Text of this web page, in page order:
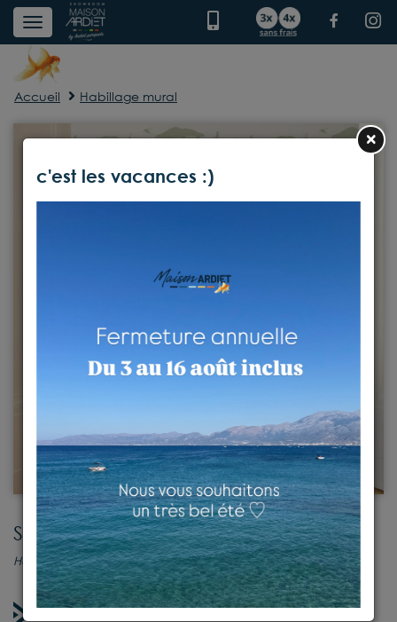
Accueil Habillage mural
Sav
Habillage mural
Sur commande
×
c'est les vacances :)